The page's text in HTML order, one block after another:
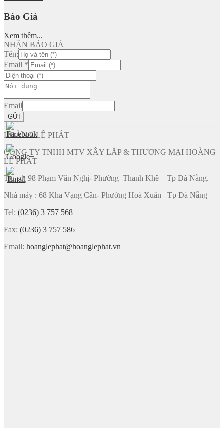
Báo Giá
Xem thêm...
NHẬN BÁO GIÁ
Tên:
Email *
Email
GỬI
HOÀNG LÊ PHÁT
CÔNG TY TNHH MTV XÂY LẮP & THƯƠNG MẠI HOÀNG
LÊ PHÁT
Trụ sở: 98 Phạm Văn Nghị- Phường Thanh Khê – Tp Đà Nẵng.
Nhà máy : 68 Kha Vạng Cân- Phường Hoà Xuân– Tp Đà Nẵng
Tel: (0236) 3 757 568
Fax: (0236) 3 757 586
Email: hoanglephat@hoanglephat.vn